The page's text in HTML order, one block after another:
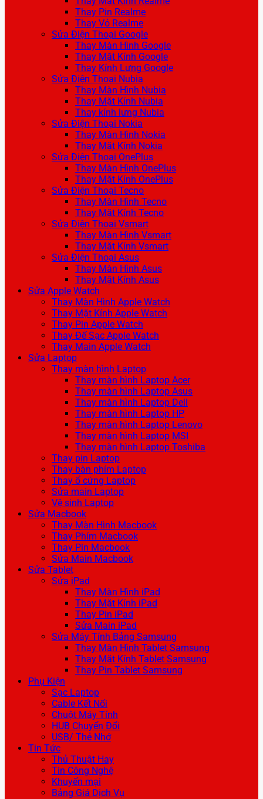
Thay Pin Realme
Thay Vỏ Realme
Sửa Điện Thoại Google
Thay Màn Hình Google
Thay Mặt Kính Google
Thay Kính Lưng Google
Sửa Điện Thoại Nubia
Thay Màn Hình Nubia
Thay Mặt Kính Nubia
Thay kính lưng Nubia
Sửa Điện Thoại Nokia
Thay Màn Hình Nokia
Thay Mặt Kính Nokia
Sửa Điện Thoại OnePlus
Thay Màn Hình OnePlus
Thay Mặt Kính OnePlus
Sửa Điện Thoại Tecno
Thay Màn Hình Tecno
Thay Mặt Kính Tecno
Sửa Điện Thoại Vsmart
Thay Màn Hình Vsmart
Thay Mặt Kính Vsmart
Sửa Điện Thoại Asus
Thay Màn Hình Asus
Thay Mặt Kính Asus
Sửa Apple Watch
Thay Màn Hình Apple Watch
Thay Mặt Kính Apple Watch
Thay Pin Apple Watch
Thay Đế Sạc Apple Watch
Thay Main Apple Watch
Sửa Laptop
Thay màn hình Laptop
Thay màn hình Laptop Acer
Thay màn hình Laptop Asus
Thay màn hình Laptop Dell
Thay màn hình Laptop HP
Thay màn hình Laptop Lenovo
Thay màn hình Laptop MSI
Thay màn hình Laptop Toshiba
Thay pin Laptop
Thay bàn phím Laptop
Thay ổ cứng Laptop
Sửa main Laptop
Vệ sinh Laptop
Sửa Macbook
Thay Màn Hình Macbook
Thay Phím Macbook
Thay Pin Macbook
Sửa Main Macbook
Sửa Tablet
Sửa iPad
Thay Màn Hình iPad
Thay Mặt Kính iPad
Thay Pin iPad
Sửa Main iPad
Sửa Máy Tính Bảng Samsung
Thay Màn Hình Tablet Samsung
Thay Mặt Kính Tablet Samsung
Thay Pin Tablet Samsung
Phụ Kiện
Sạc Laptop
Cable Kết Nối
Chuột Máy Tính
HUB Chuyển Đổi
USB/ Thẻ Nhớ
Tin Tức
Thủ Thuật Hay
Tin Công Nghệ
Khuyến mại
Bảng Giá Dịch Vụ